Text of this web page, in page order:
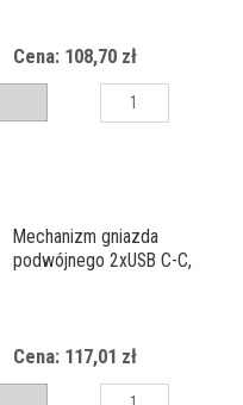
Cena: 108,70 zł
Mechanizm gniazda
podwójnego 2xUSB C-C,
Cena: 117,01 zł